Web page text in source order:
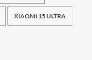
XIAOMI 15 ULTRA